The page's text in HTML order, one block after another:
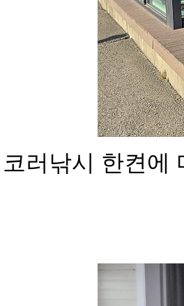
코러낚시 한켠에